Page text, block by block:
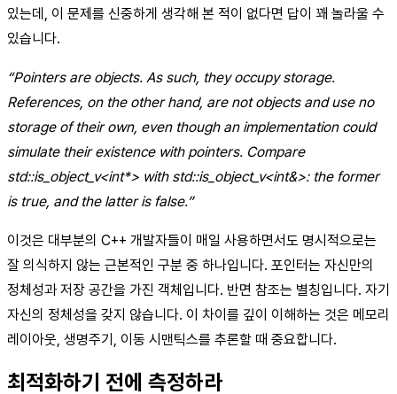
있는데, 이 문제를 신중하게 생각해 본 적이 없다면 답이 꽤 놀라울 수
있습니다.
“Pointers are objects. As such, they occupy storage.
References, on the other hand, are not objects and use no
storage of their own, even though an implementation could
simulate their existence with pointers. Compare
std::is_object_v<int*> with std::is_object_v<int&>: the former
is true, and the latter is false.”
이것은 대부분의 C++ 개발자들이 매일 사용하면서도 명시적으로는
잘 의식하지 않는 근본적인 구분 중 하나입니다. 포인터는 자신만의
정체성과 저장 공간을 가진 객체입니다. 반면 참조는 별칭입니다. 자기
자신의 정체성을 갖지 않습니다. 이 차이를 깊이 이해하는 것은 메모리
레이아웃, 생명주기, 이동 시맨틱스를 추론할 때 중요합니다.
최적화하기 전에 측정하라